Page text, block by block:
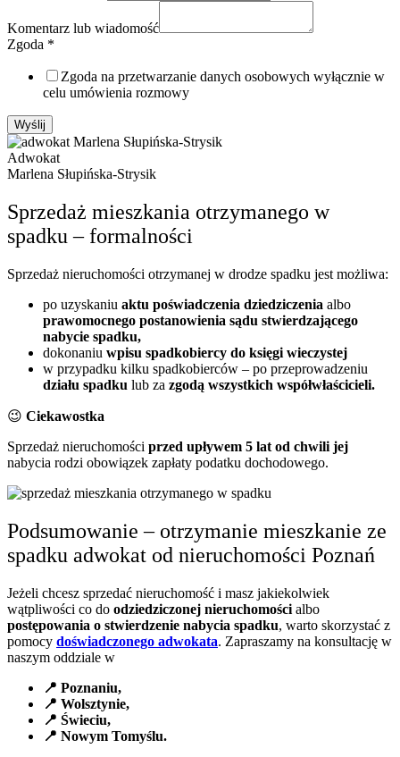
Komentarz lub wiadomość
Zgoda *
Zgoda na przetwarzanie danych osobowych wyłącznie w
celu umówienia rozmowy
Wyślij
Adwokat
Marlena Słupińska-Strysik
Sprzedaż mieszkania otrzymanego w
spadku – formalności
Sprzedaż nieruchomości otrzymanej w drodze spadku jest możliwa:
po uzyskaniu aktu poświadczenia dziedziczenia albo
prawomocnego postanowienia sądu stwierdzającego
nabycie spadku,
dokonaniu wpisu spadkobiercy do księgi wieczystej
w przypadku kilku spadkobierców – po przeprowadzeniu
działu spadku lub za zgodą wszystkich współwłaścicieli.
😉 Ciekawostka
Sprzedaż nieruchomości przed upływem 5 lat od chwili jej
nabycia rodzi obowiązek zapłaty podatku dochodowego.
Podsumowanie – otrzymanie mieszkanie ze
spadku adwokat od nieruchomości Poznań
Jeżeli chcesz sprzedać nieruchomość i masz jakiekolwiek
wątpliwości co do odziedziczonej nieruchomości albo
postępowania o stwierdzenie nabycia spadku, warto skorzystać z
pomocy doświadczonego adwokata. Zapraszamy na konsultację w
naszym oddziale w
📍 Poznaniu,
📍 Wolsztynie,
📍 Świeciu,
📍 Nowym Tomyślu.